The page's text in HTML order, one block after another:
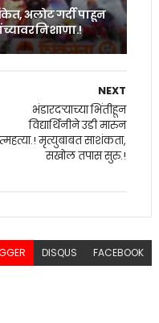
अलोट गर्दी पाहून
निशाणा.!
NEXT
भंडारदऱ्याच्या भिंतीहून
विद्यार्थिनीने उडी मारुन
मृत्युबाबत साशंकता,
सखोल तपास सुरु.!
DISQUS FACEBOOK